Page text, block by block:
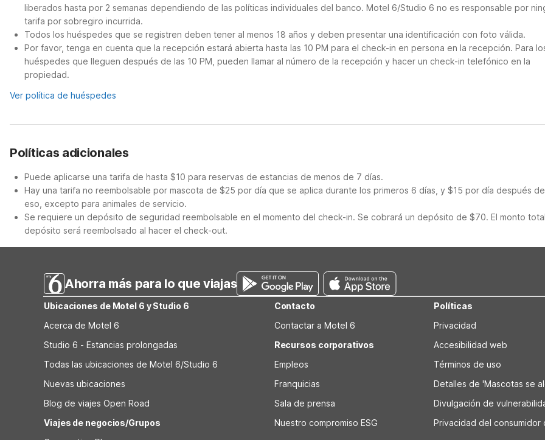
liberados hasta por 2 semanas dependiendo de las políticas individuales del banco. Motel 6/Studio 6 no es responsable por
tarifa por sobregiro incurrida.
Todos los huéspedes que se registren deben tener al menos 18 años y deben presentar una identificación con foto válida.
Por favor, tenga en cuenta que la recepción estará abierta hasta las 10 PM para el check-in en persona en la recepción. Para
huéspedes que lleguen después de las 10 PM, pueden llamar al número de la recepción y hacer un check-in telefónico en la
propiedad.
Ver política de huéspedes
Políticas adicionales
Puede aplicarse una tarifa de hasta $10 para reservas de estancias de menos de 7 días.
Hay una tarifa no reembolsable por mascota de $25 por día que se aplica durante los primeros 6 días, y $15 por día después de
eso, excepto para animales de servicio.
Se requiere un depósito de seguridad reembolsable en el momento del check-in. Se cobrará un depósito de $70. El monto
depósito será reembolsado al hacer el check-out.
Ahorra más para lo que viajas
Ubicaciones de Motel 6 y Studio 6
Acerca de Motel 6
Studio 6 - Estancias prolongadas
Todas las ubicaciones de Motel 6/Studio 6
Nuevas ubicaciones
Blog de viajes Open Road
Viajes de negocios/Grupos
Contacto
Contactar a Motel 6
Recursos corporativos
Empleos
Franquicias
Sala de prensa
Nuestro compromiso ESG
Políticas
Privacidad
Accesibilidad web
Términos de uso
Detalles de 'Mascotas se
Divulgación de
Privacidad del consumidor